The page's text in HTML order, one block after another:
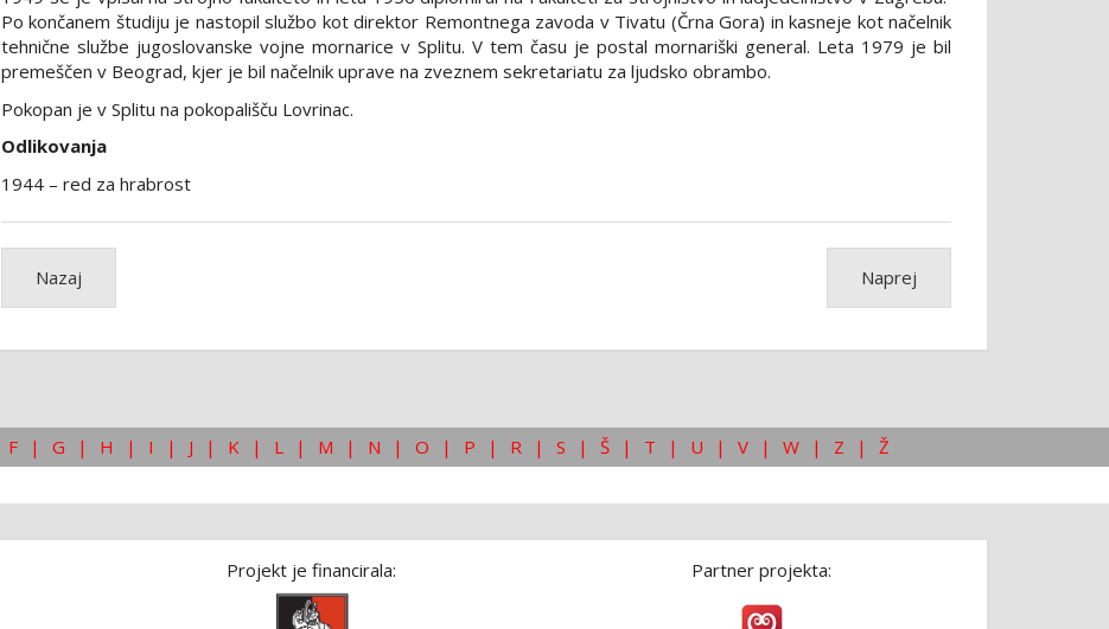
Po končanem študiju je nastopil službo kot direktor Remontnega zavoda v Tivatu (Črna Gora) in kasneje kot načelnik
tehnične službe jugoslovanske vojne mornarice v Splitu. V tem času je postal mornariški general. Leta 1979 je bil
premeščen v Beograd, kjer je bil načelnik uprave na zveznem sekretariatu za ljudsko obrambo.
Pokopan je v Splitu na pokopališču Lovrinac.
Odlikovanja
1944 – red za hrabrost
Nazaj Naprej
F | G | H | I | J | K | L | M | N | O | P | R | S | Š | T | U | V | W | Z | Ž
Projekt je financirala: Partner projekta: